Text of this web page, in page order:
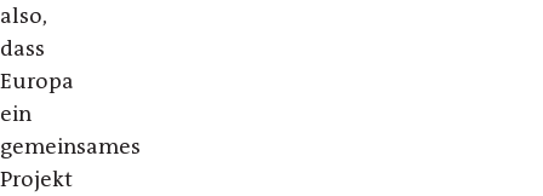
also,
dass
Europa
ein
gemeinsames
Projekt